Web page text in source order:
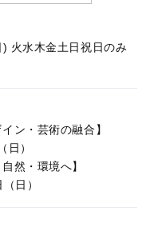
火水木金土日祝日のみ
ン・芸術の融合】
日）
然・環境へ】
日）